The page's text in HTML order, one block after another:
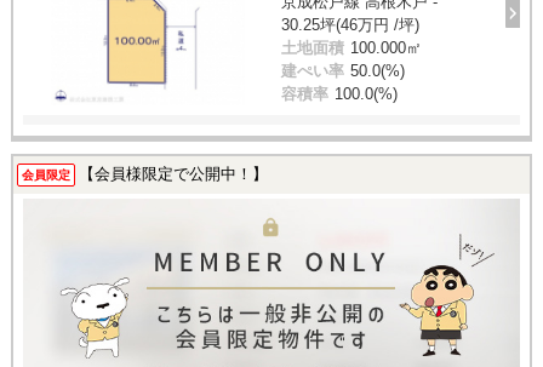
30.25坪(46万円 /坪)
土地面積 100.000㎡
建ぺい率 50.0(%)
容積率 100.0(%)
会員限定 【会員様限定で公開中！】